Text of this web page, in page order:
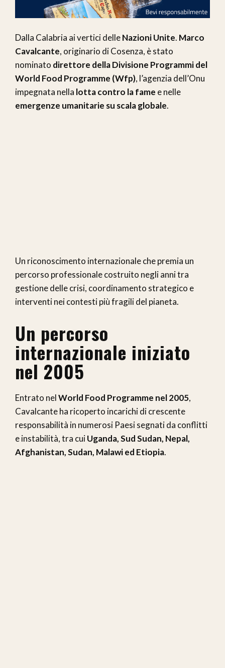
Dalla Calabria ai vertici delleNazioni Unite. Marco
Cavalcante, originario di Cosenza, è stato
nominato direttore della Divisione Programmi del
World Food Programme (Wfp), l’agenzia dell’Onu
impegnata nella lotta contro la fame e nelle
emergenze umanitarie su scala globale.
Un riconoscimento internazionale che premia un
percorso professionale costruito negli anni tra
gestione delle crisi, coordinamento strategico e
interventi nei contesti più fragili del pianeta.
Un percorso
internazionale iniziato
nel 2005
Entrato nelWorld Food Programme nel 2005,
Cavalcante ha ricoperto incarichi di crescente
responsabilità in numerosi Paesi segnati da conflitti
e instabilità, tra cuiUganda, Sud Sudan, Nepal,
Afghanistan, Sudan, Malawi ed Etiopia.